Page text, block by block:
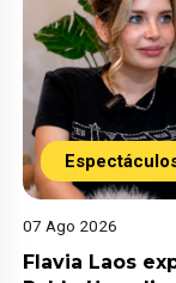
07 Ago 2026
Flavia Laos